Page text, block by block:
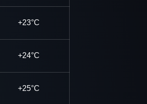
+23°C
+24°C
+25°C